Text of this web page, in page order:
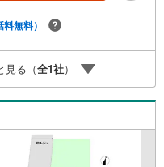
ズスペースがございます。
ください。■取り扱い物件多
店では2000万円台の新築戸
ションを始め多数物件を取り
に掲載しきれない物件もご
料無料）
見る（全1社）